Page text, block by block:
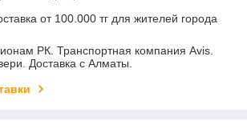
от 100.000 тг для жителей города
РК. Транспортная компания Avis.
Доставка с Алматы.